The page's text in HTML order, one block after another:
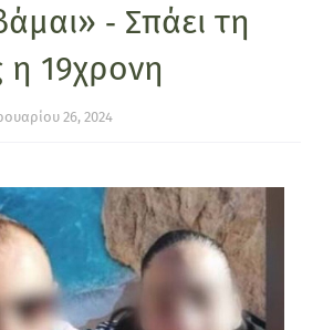
‑ Σπάει τη
19χρονη
26, 2024